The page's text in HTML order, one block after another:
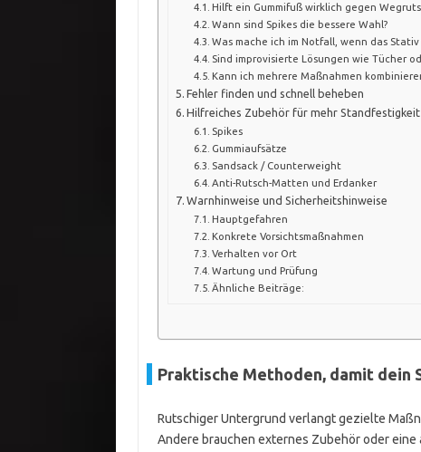
Hilft ein Gummifuß wirklich gegen
Wann sind Spikes die bessere Wahl?
Was mache ich im Notfall, wenn das
Sind improvisierte Lösungen wie Tücher
Kann ich mehrere Maßnahmen
Fehler finden und schnell beheben
Hilfreiches Zubehör für mehr Standfestigkeit
Spikes
Gummiaufsätze
Sandsack / Counterweight
Anti-Rutsch-Matten und Erdanker
Warnhinweise und Sicherheitshinweise
Hauptgefahren
Konkrete Vorsichtsmaßnahmen
Verhalten vor Ort
Wartung und Prüfung
Ähnliche Beiträge:
Praktische Methoden, damit dein
Rutschiger Untergrund verlangt gezielte
Andere brauchen externes Zubehör oder